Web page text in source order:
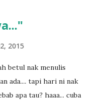
2015
betul nak menulis
ada.... tapi hari ni nak
apa tau? haaa... cuba